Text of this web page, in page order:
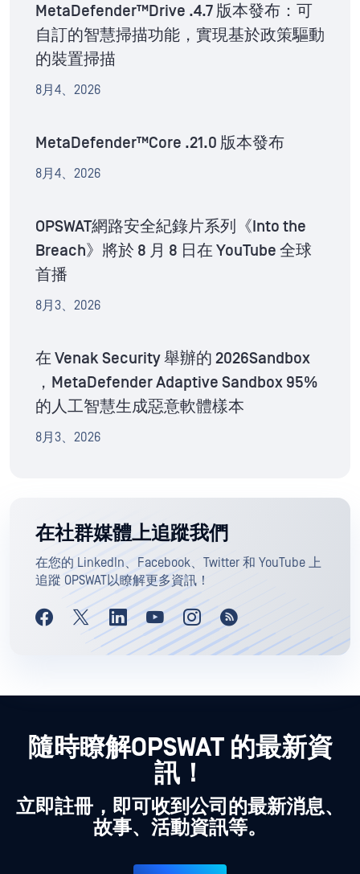
MetaDefender™Drive .4.7 版本發布：可
自訂的智慧掃描功能，實現基於政策驅動
的裝置掃描
8月4、2026
MetaDefender™Core .21.0 版本發布
8月4、2026
OPSWAT網路安全紀錄片系列《Into the
Breach》將於 8 月 8 日在 YouTube 全球
首播
8月3、2026
在 Venak Security 舉辦的 2026Sandbox
，MetaDefender Adaptive Sandbox 95%
的人工智慧生成惡意軟體樣本
8月3、2026
在社群媒體上追蹤我們
在您的 LinkedIn、Facebook、Twitter 和 YouTube 上
追蹤 OPSWAT以瞭解更多資訊！
隨時瞭解OPSWAT 的最新資
訊！
立即註冊，即可收到公司的最新消息、
故事、活動資訊等。